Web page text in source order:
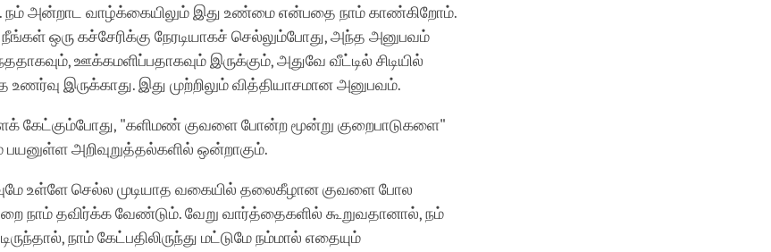
அன்றாட வாழ்க்கையிலும் இது உண்மை என்பதை நாம் காண்கிறோம்.
ஒரு கச்சேரிக்கு நேரடியாகச் செல்லும்போது, அந்த அனுபவம்
ஊக்கமளிப்பதாகவும் இருக்கும், அதுவே வீட்டில் சிடியில்
இருக்காது. இது முற்றிலும் வித்தியாசமான அனுபவம்.
கேட்கும்போது, "களிமண் குவளை போன்ற மூன்று குறைபாடுகளை"
பயனுள்ள அறிவுறுத்தல்களில் ஒன்றாகும்.
உள்ளே செல்ல முடியாத வகையில் தலைகீழான குவளை போல
நாம் தவிர்க்க வேண்டும். வேறு வார்த்தைகளில் கூறுவதானால், நம்
நாம் கேட்பதிலிருந்து மட்டுமே நம்மால் எதையும்